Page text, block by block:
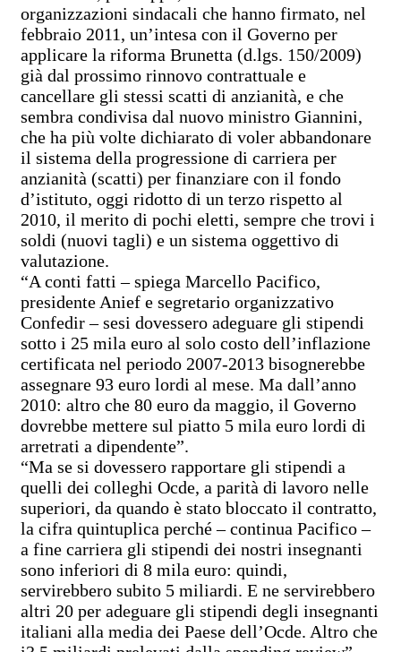
organizzazioni sindacali che hanno firmato, nel
febbraio 2011, un’intesa con il Governo per
applicare la riforma Brunetta (d.lgs. 150/2009)
già dal prossimo rinnovo contrattuale e
cancellare gli stessi scatti di anzianità, e che
sembra condivisa dal nuovo ministro Giannini,
che ha più volte dichiarato di voler abbandonare
il sistema della progressione di carriera per
anzianità (scatti) per finanziare con il fondo
d’istituto, oggi ridotto di un terzo rispetto al
2010, il merito di pochi eletti, sempre che trovi i
soldi (nuovi tagli) e un sistema oggettivo di
valutazione.
“A conti fatti – spiega Marcello Pacifico,
presidente Anief e segretario organizzativo
Confedir – sesi dovessero adeguare gli stipendi
sotto i 25 mila euro al solo costo dell’inflazione
certificata nel periodo 2007-2013 bisognerebbe
assegnare 93 euro lordi al mese. Ma dall’anno
2010: altro che 80 euro da maggio, il Governo
dovrebbe mettere sul piatto 5 mila euro lordi di
arretrati a dipendente”.
“Ma se si dovessero rapportare gli stipendi a
quelli dei colleghi Ocde, a parità di lavoro nelle
superiori, da quando è stato bloccato il contratto,
la cifra quintuplica perché – continua Pacifico –
a fine carriera gli stipendi dei nostri insegnanti
sono inferiori di 8 mila euro: quindi,
servirebbero subito 5 miliardi. E ne servirebbero
altri 20 per adeguare gli stipendi degli insegnanti
italiani alla media dei Paese dell’Ocde. Altro che